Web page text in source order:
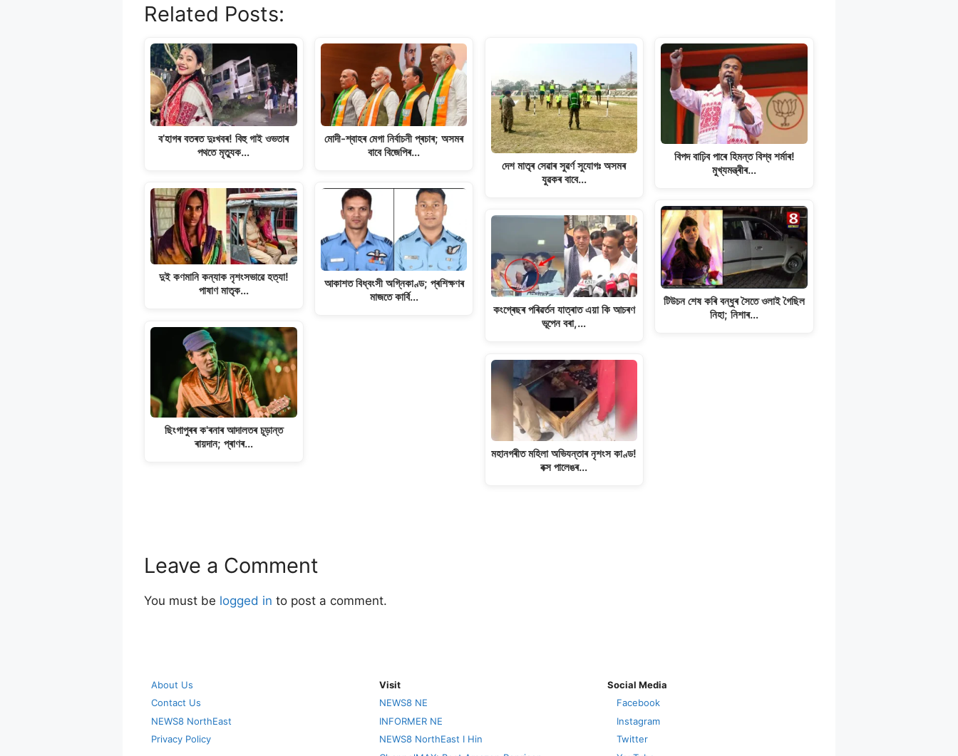
h
a
t
s
A
p
a
c
e
b
o
o
e
l
e
g
r
a
m
o
p
y
L
i
n
a
e
Related Posts:
ব’হাগৰ বতৰত দুঃখবৰ! বিহু গাই ওভতাৰ
পথতে মৃত্যুক…
দুই কণমানি কন্যাক নৃশংসভাৱে হত্যা!
পাষাণ মাতৃক…
ছিংগাপুৰৰ ক'ৰনাৰ আদালতৰ চূড়ান্ত
ৰায়দান; প্ৰাণৰ…
মোদী-শ্বাহৰ মেগা নিৰ্বাচনী প্ৰচাৰ; অসমৰ
বাবে বিজেপিৰ…
আকাশত বিধ্বংসী অগ্নিকাণ্ড; প্ৰশিক্ষণৰ
মাজতে কাৰ্বি…
দেশ মাতৃৰ সেৱাৰ সুৱৰ্ণ সুযোগঃ অসমৰ
যুৱকৰ বাবে…
কংগ্ৰেছৰ পৰিৱৰ্তন যাত্ৰাত এয়া কি আচৰণ
ভূপেন বৰা,…
মহানগৰীত মহিলা অভিযন্তাৰ নৃশংস কাণ্ড!
বক্স পালেঙৰ…
বিপদ বাঢ়িব পাৰে হিমন্ত বিশ্ব শৰ্মাৰ!
মুখ্যমন্ত্ৰীৰ…
টিউচন শেষ কৰি বন্ধুৰ সৈতে ওলাই গৈছিল
নিহা; নিশাৰ…
Leave a Comment
You must be logged in to post a comment.
About Us
Contact Us
NEWS8 NorthEast
Privacy Policy
Visit
NEWS8 NE
INFORMER NE
NEWS8 NorthEast I Hin
Social Media
Facebook
Instagram
Twitter